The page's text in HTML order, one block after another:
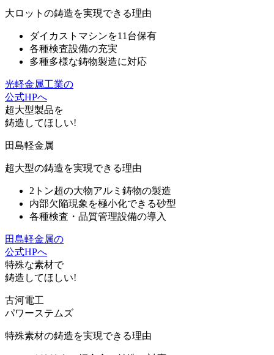
大ロットの鋳造を実現できる理由
ダイカストマシンを11台保有
各種検査設備の充実
多種多様な鋳物製造に対応
光軽金属工業の
公式HPへ
超大型製品を
鋳造してほしい!
田島軽金属
超大型の鋳造を実現できる理由
2トン超の大物アルミ鋳物の製造
内部欠陥現象を極小化できる砂型
各種検査・品質管理設備の導入
田島軽金属の
公式HPへ
特殊な素材で
鋳造してほしい!
古河電工
パワーステムズ
特殊素材の鋳造を実現できる理由